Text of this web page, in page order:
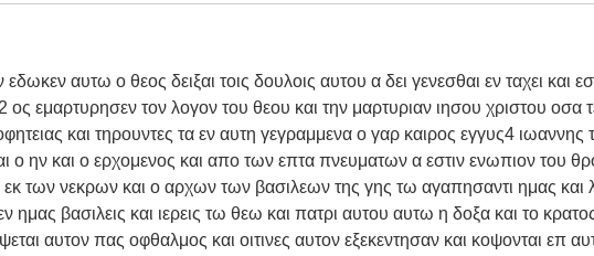
αυτω ο θεος δειξαι τοις δουλοις αυτου α δει γενεσθαι εν ταχει και
εμαρτυρησεν τον λογον του θεου και την μαρτυριαν ιησου χριστου οσα
και τηρουντες τα εν αυτη γεγραμμενα ο γαρ καιρος εγγυς4 ιωαννης
ο ην και ο ερχομενος και απο των επτα πνευματων α εστιν ενωπιον του
των νεκρων και ο αρχων των βασιλεων της γης τω αγαπησαντι ημας
ημας βασιλεις και ιερεις τω θεω και πατρι αυτου αυτω η δοξα και το
αυτον πας οφθαλμος και οιτινες αυτον εξεκεντησαν και κοψονται επ